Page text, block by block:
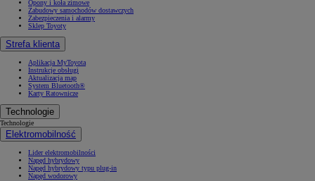
Opony i koła zimowe
Zabudowy samochodów dostawczych
Zabezpieczenia i alarmy
Sklep Toyoty
Strefa klienta
Aplikacja MyToyota
Instrukcje obsługi
Aktualizacja map
System Bluetooth®
Karty Ratownicze
Technologie
Technologie
Elektromobilność
Lider elektromobilności
Napęd hybrydowy
Napęd hybrydowy typu plug-in
Napęd wodorowy